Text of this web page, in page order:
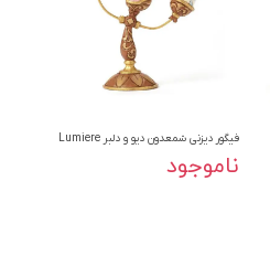
فیگور دیزنی شمعدون دیو و دلبر Lumiere
ناموجود